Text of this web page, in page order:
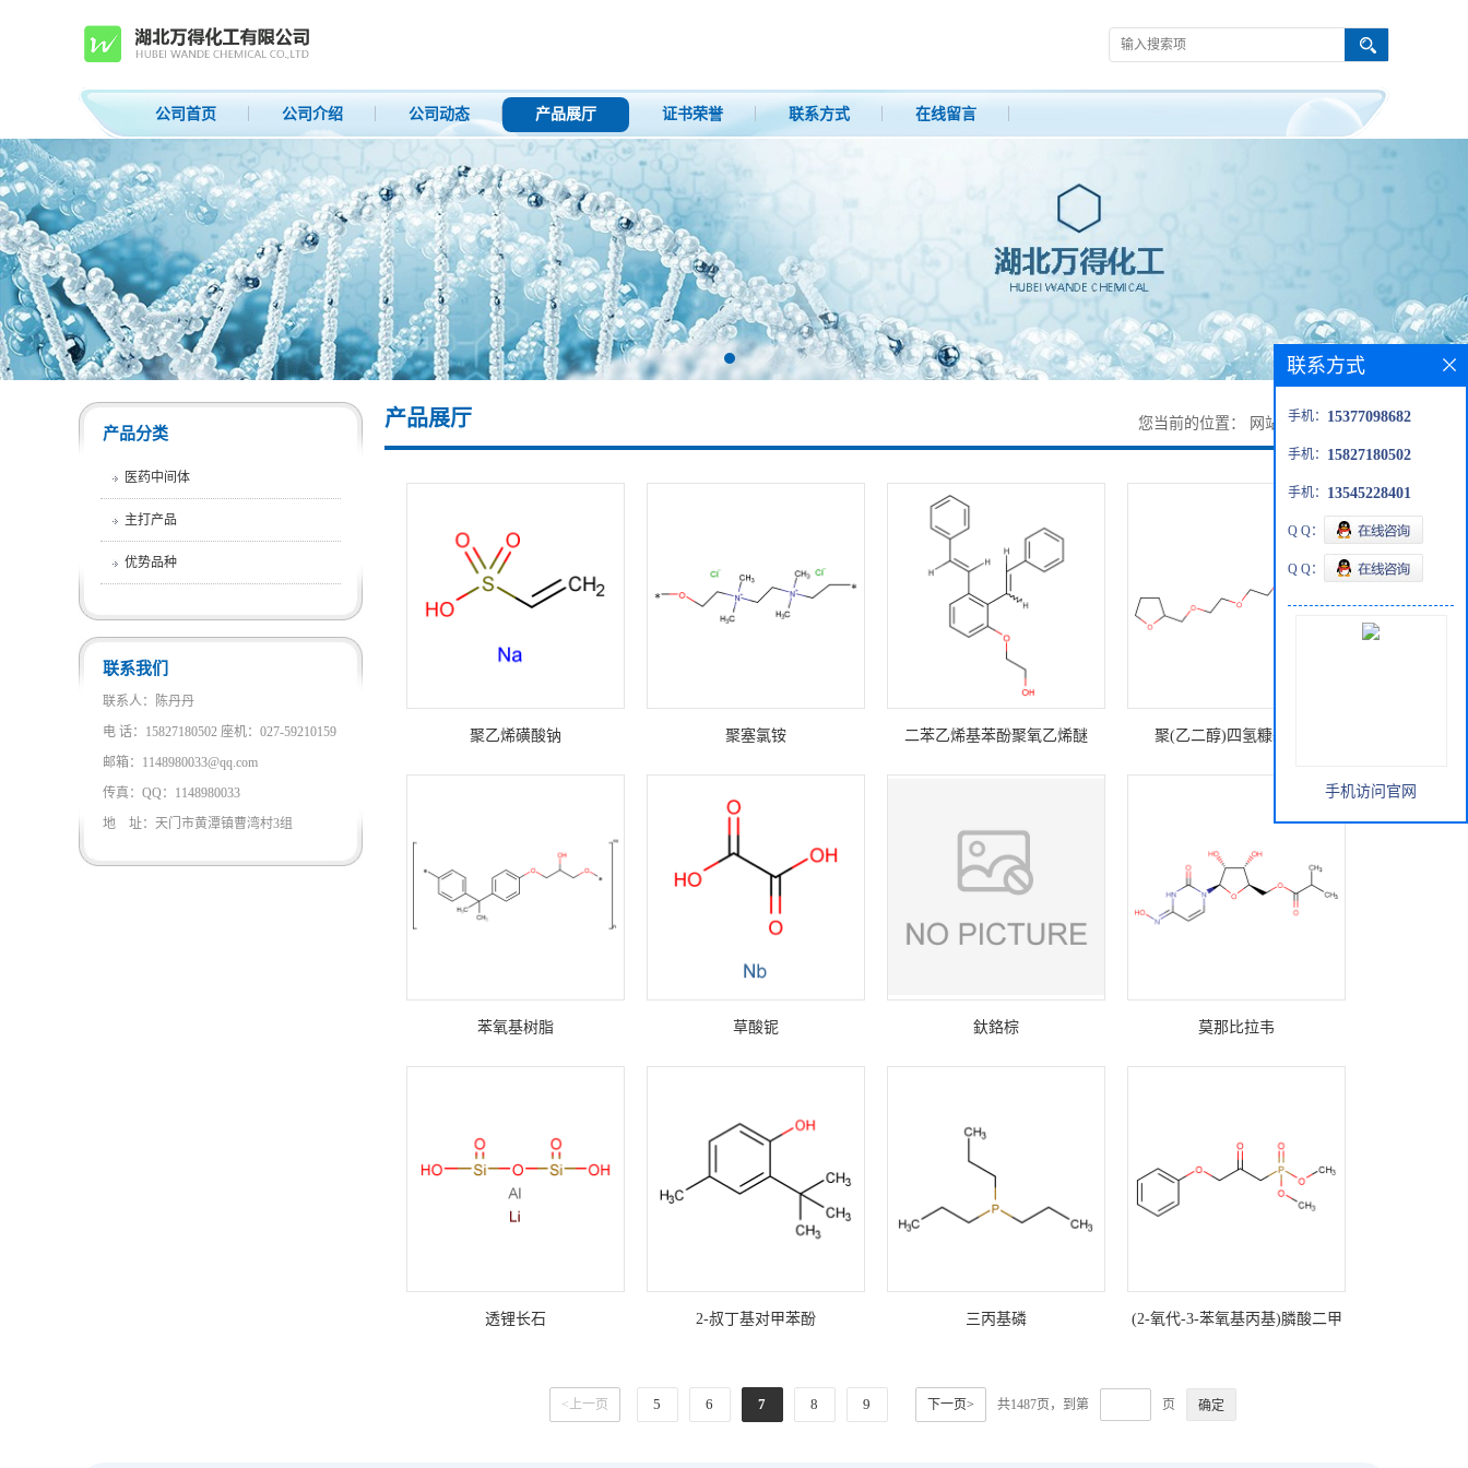
公司首页 公司介绍 公司动态 产品展厅 证书荣誉 联系方式 在线留言
产品分类
医药中间体
主打产品
优势品种
联系我们
联系人：陈丹丹
电 话：15827180502 座机：027-59210159
邮箱：1148980033@qq.com
传真：QQ：1148980033
地 址：天门市黄潭镇曹湾村3组
产品展厅 您当前的位置： 网站首页> 产品展厅
聚乙烯磺酸钠 聚塞氯铵 二苯乙烯基苯酚聚氧乙烯醚 聚(乙二醇)四氢糠基乙醚
苯氧基树脂 草酸铌 釱鉻棕 莫那比拉韦
透锂长石 2-叔丁基对甲苯酚 三丙基磷
(2-氧代-3-苯氧基丙基)膦酸二甲
<上一页 5 6 7 8 9 下一页> 共1487页，到第 页
联系方式
手机： 15377098682
手机： 15827180502
手机： 13545228401
Q Q：
Q Q：
手机访问官网